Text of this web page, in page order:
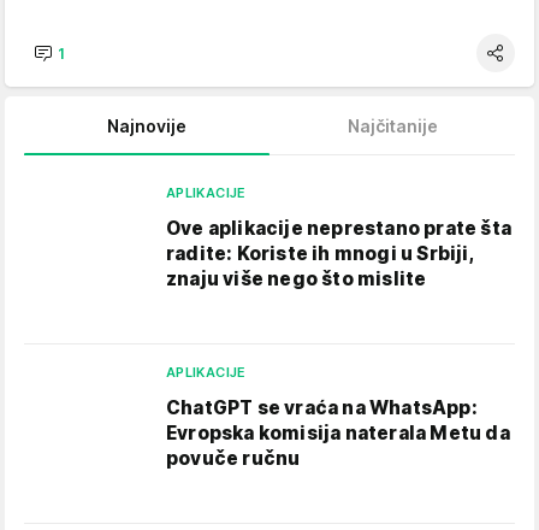
1
Najnovije Najčitanije
APLIKACIJE
Ove aplikacije neprestano prate šta
radite: Koriste ih mnogi u Srbiji,
znaju više nego što mislite
APLIKACIJE
ChatGPT se vraća na WhatsApp:
Evropska komisija naterala Metu da
povuče ručnu